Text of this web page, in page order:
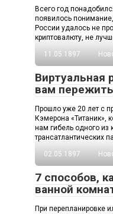
Всего год
появилось
России удалось не
криптовалюту, не
11.05.1897
Виртуальная
вам
Прошло уже 20 лет с
Кэмерона «Титаник»,
нам гибель одного из
трансатлантических
02.05.1897
7 способов,
ванной
При перепланировке